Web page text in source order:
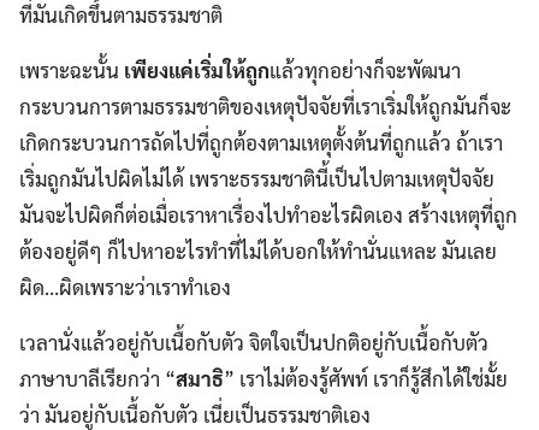
ที่มันเกิดขึ้นตามธรรมชาติ
เพราะฉะนั้น เพียงแค่เริ่มให้ถูกแล้วทุกอย่างก็จะพัฒนา
กระบวนการตามธรรมชาติของเหตุปัจจัยที่เราเริ่มให้ถูกมันก็จะ
เกิดกระบวนการถัดไปที่ถูกต้องตามเหตุตั้งต้นที่ถูกแล้ว ถ้าเรา
เริ่มถูกมันไปผิดไม่ได้ เพราะธรรมชาตินี้เป็นไปตามเหตุปัจจัย
มันจะไปผิดก็ต่อเมื่อเราหาเรื่องไปทำอะไรผิดเอง สร้างเหตุที่ถูก
ต้องอยู่ดีๆ ก็ไปหาอะไรทำที่ไม่ได้บอกให้ทำนั่นแหละ มันเลย
ผิด…ผิดเพราะว่าเราทำเอง
เวลานั่งแล้วอยู่กับเนื้อกับตัว จิตใจเป็นปกติอยู่กับเนื้อกับตัว
ภาษาบาลีเรียกว่า “สมาธิ” เราไม่ต้องรู้ศัพท์ เราก็รู้สึกได้ใช่มั้ย
ว่า มันอยู่กับเนื้อกับตัว เนี่ยเป็นธรรมชาติเอง